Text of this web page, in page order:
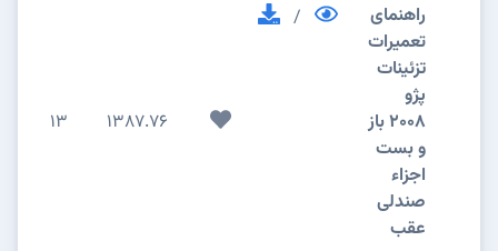
راهنمای
تعمیرات
تزئینات
پژو
2008 باز
و بست
اجزاء
صندلی
عقب
/
1387.76
13